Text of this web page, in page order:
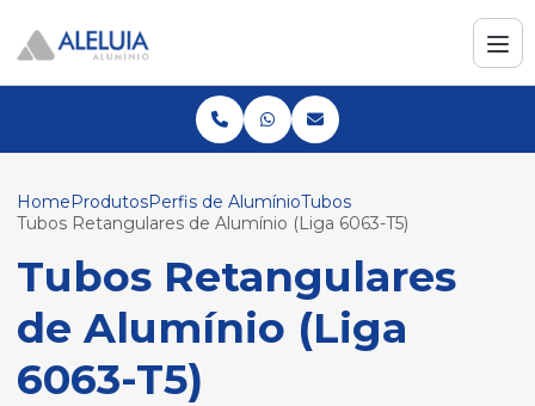
HomeProdutosPerfis de AlumínioTubos
Tubos Retangulares de Alumínio (Liga 6063-T5)
Tubos Retangulares
de Alumínio (Liga
6063-T5)